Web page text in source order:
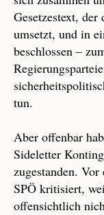
Gesetzestext,
umsetzt, und in
beschlossen –
tun.
Aber offenbar
Sideletter
zugestanden.
SPÖ kritisiert,
offensichtlich